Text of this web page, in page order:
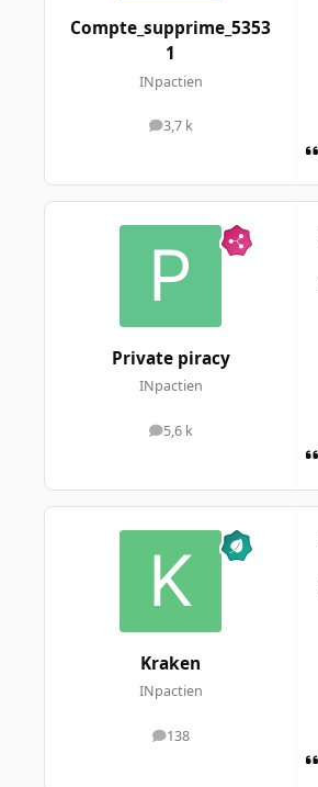
Compte_supprime_5353
1
INpactien
3,7 k
messages
Private piracy
INpactien
5,6 k
messages
Kraken
INpactien
138
messages